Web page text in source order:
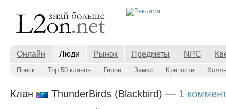
Онлайн Люди Рынок Предметы NPC
Поиск Top 50 кланов Герои Замки Крепости
Клан ThunderBirds (Blackbird) — 1